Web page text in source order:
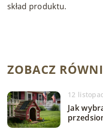
skład produktu.
ZOBACZ
12
Jak